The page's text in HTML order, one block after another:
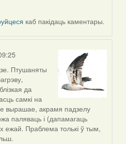
каб пакідаць каментары.
Птушаняты
да
самкі на
вырашае, акрамя падзелу
паляваць і (дапамагаць
ежай. Праблема толькі ў тым,